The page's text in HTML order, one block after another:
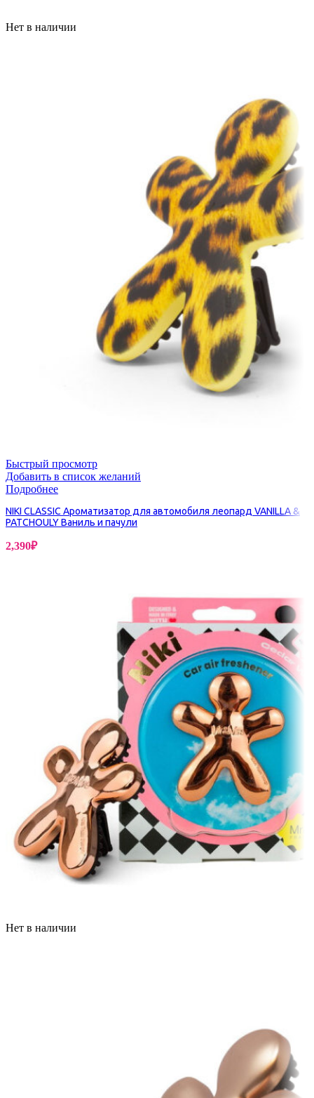
Нет в наличии
Быстрый просмотр
Добавить в список желаний
Подробнее
NIKI CLASSIC Ароматизатор для автомобиля леопард VANILLA &
PATCHOULY Ваниль и пачули
2,390₽
Нет в наличии